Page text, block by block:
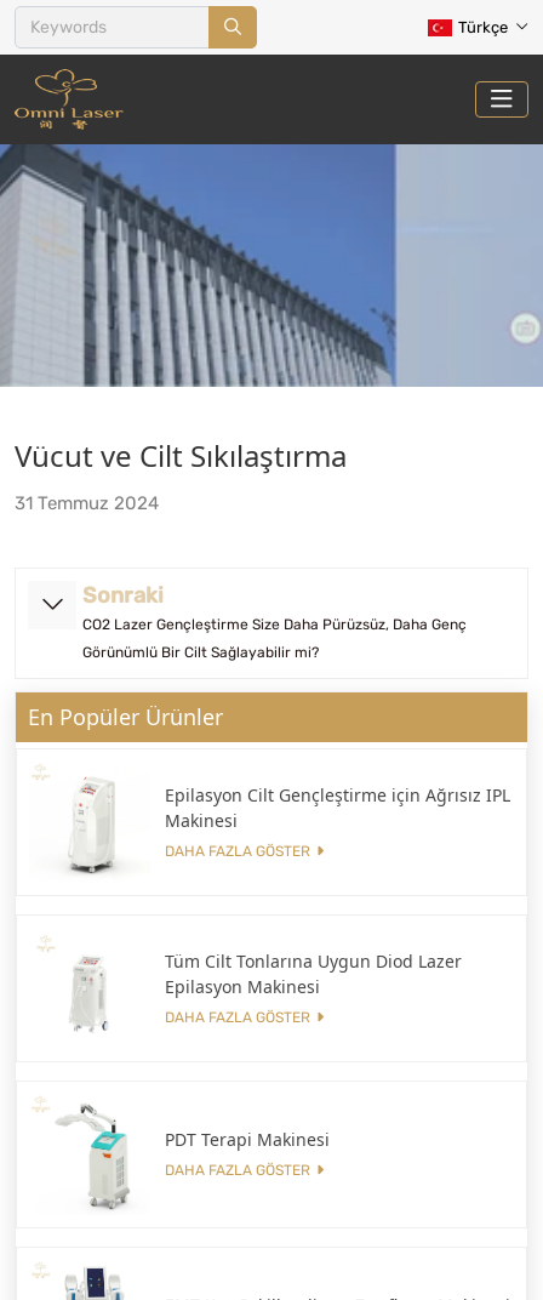
Türkçe
Ev Tedaviler Vücut ve Cilt Sıkılaştırma
Vücut ve Cilt Sıkılaştırma
31 Temmuz 2024
Sonraki
CO2 Lazer Gençleştirme Size Daha Pürüzsüz, Daha Genç
Görünümlü Bir Cilt Sağlayabilir mi?
En Popüler Ürünler
Epilasyon Cilt Gençleştirme için Ağrısız IPL
Makinesi
DAHA FAZLA GÖSTER
Tüm Cilt Tonlarına Uygun Diod Lazer
Epilasyon Makinesi
DAHA FAZLA GÖSTER
PDT Terapi Makinesi
DAHA FAZLA GÖSTER